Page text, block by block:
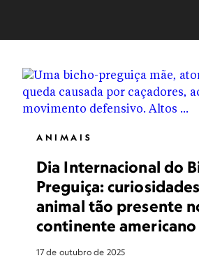
ANIMAIS
Dia Internacional do
Preguiça:
animal tão presente
continente americano
17 de outubro de 2025